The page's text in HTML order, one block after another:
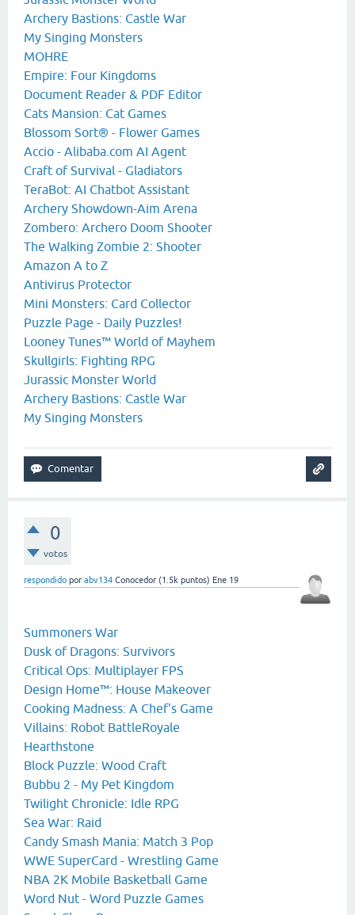
Archery Bastions: Castle War
My Singing Monsters
MOHRE
Empire: Four Kingdoms
Document Reader & PDF Editor
Cats Mansion: Cat Games
Blossom Sort® - Flower Games
Accio - Alibaba.com AI Agent
Craft of Survival - Gladiators
TeraBot: AI Chatbot Assistant
Archery Showdown-Aim Arena
Zombero: Archero Doom Shooter
The Walking Zombie 2: Shooter
Amazon A to Z
Antivirus Protector
Mini Monsters: Card Collector
Puzzle Page - Daily Puzzles!
Looney Tunes™ World of Mayhem
Skullgirls: Fighting RPG
Jurassic Monster World
Archery Bastions: Castle War
My Singing Monsters
0
votos
respondido por abv134 Conocedor (1.5k puntos) Ene 19
Summoners War
Dusk of Dragons: Survivors
Critical Ops: Multiplayer FPS
Design Home™: House Makeover
Cooking Madness: A Chef's Game
Villains: Robot BattleRoyale
Hearthstone
Block Puzzle: Wood Craft
Bubbu 2 - My Pet Kingdom
Twilight Chronicle: Idle RPG
Sea War: Raid
Candy Smash Mania: Match 3 Pop
WWE SuperCard - Wrestling Game
NBA 2K Mobile Basketball Game
Word Nut - Word Puzzle Games